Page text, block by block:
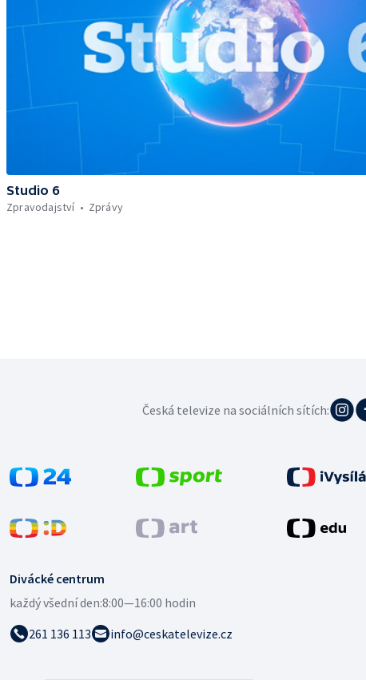
Studio 6
Zpravodajství
Zprávy
Divácké centrum
každý všední den:8:00—16:00 hodin
261 136 113
info@ceskatelevize.cz
Česká televize na sociálních sítích: